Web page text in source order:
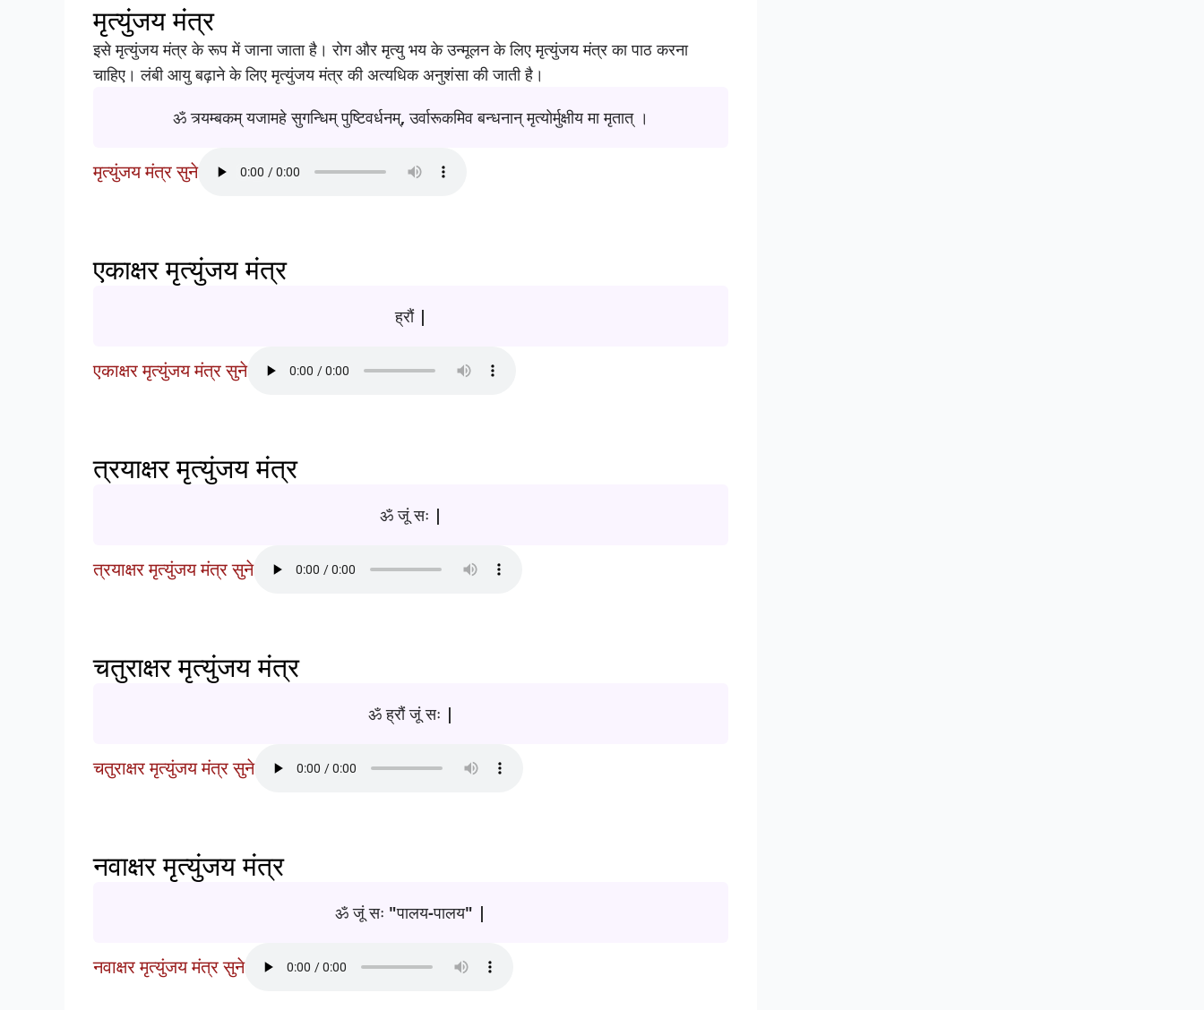
मृत्युंजय मंत्र
इसे मृत्युंजय मंत्र के रूप में जाना जाता है। रोग और मृत्यु भय के उन्मूलन के लिए मृत्युंजय मंत्र का पाठ करना
चाहिए। लंबी आयु बढ़ाने के लिए मृत्युंजय मंत्र की अत्यधिक अनुशंसा की जाती है।
ॐ त्र्यम्बकम् यजामहे सुगन्धिम् पुष्टिवर्धनम्, उर्वारूकमिव बन्धनान् मृत्योर्मुक्षीय मा मृतात् ।
मृत्युंजय मंत्र सुने
एकाक्षर मृत्युंजय मंत्र
ह्रौं |
एकाक्षर मृत्युंजय मंत्र सुने
त्रयाक्षर मृत्युंजय मंत्र
ॐ जूं सः |
त्रयाक्षर मृत्युंजय मंत्र सुने
चतुराक्षर मृत्युंजय मंत्र
ॐ ह्रौं जूं सः |
चतुराक्षर मृत्युंजय मंत्र सुने
नवाक्षर मृत्युंजय मंत्र
ॐ जूं सः "पालय-पालय" |
नवाक्षर मृत्युंजय मंत्र सुने